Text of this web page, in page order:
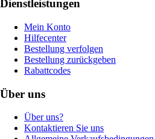
Dienstleistungen
Mein Konto
Hilfecenter
Bestellung verfolgen
Bestellung zurückgeben
Rabattcodes
Über uns
Über uns?
Kontaktieren Sie uns